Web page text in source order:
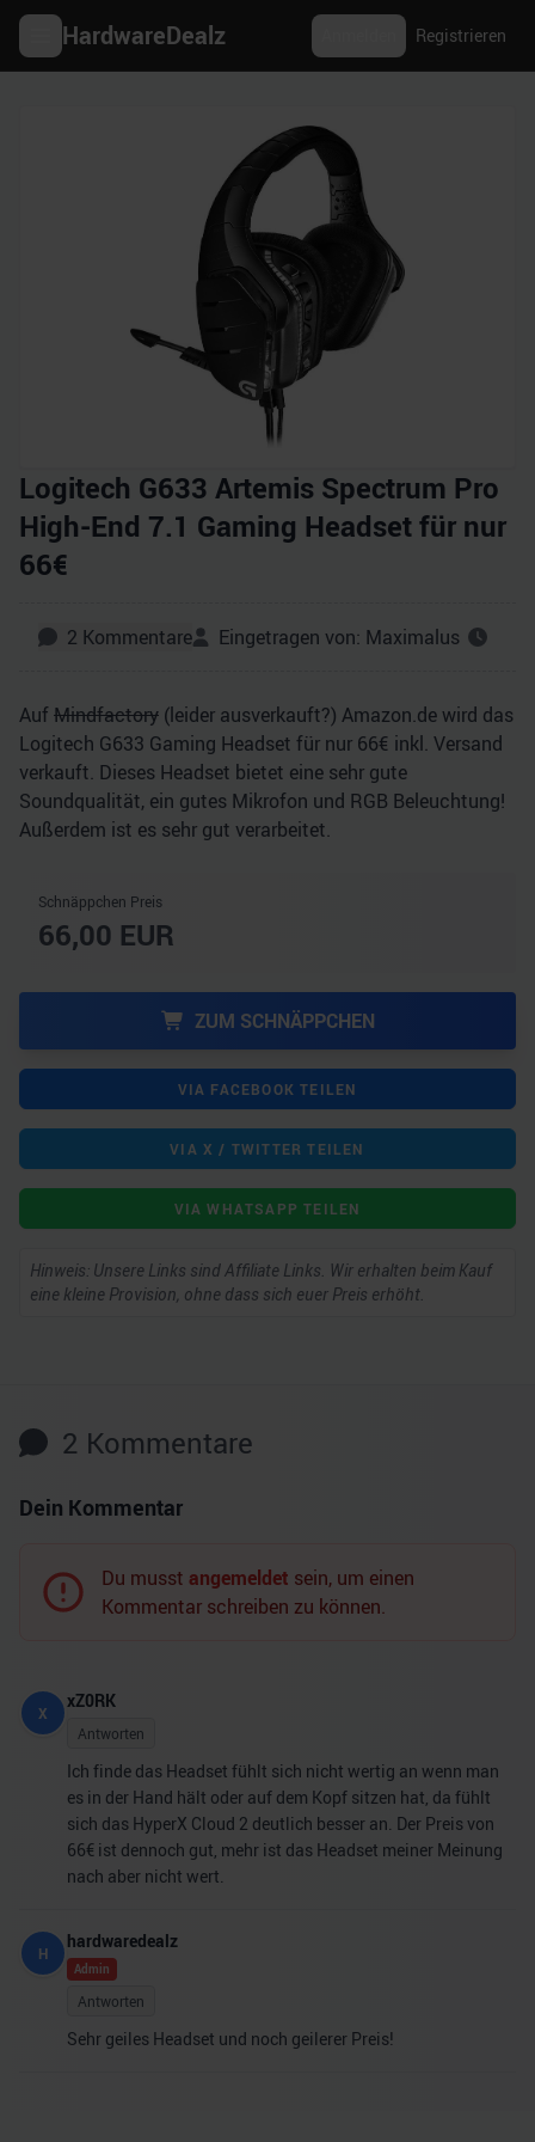
HardwareDealz Registrieren
Logitech G633 Artemis Spectrum Pro
High-End 7.1 Gaming Headset für nur
66€
2 Kommentare Eingetragen von: Maximalus
Auf Mindfactory (leider ausverkauft?) Amazon.de wird das
Logitech G633 Gaming Headset für nur 66€ inkl. Versand
verkauft. Dieses Headset bietet eine sehr gute
Soundqualität, ein gutes Mikrofon und RGB Beleuchtung!
Außerdem ist es sehr gut verarbeitet.
Schnäppchen Preis
66,00 EUR
ZUM SCHNÄPPCHEN
VIA FACEBOOK TEILEN
VIA X / TWITTER TEILEN
VIA WHATSAPP TEILEN
Hinweis: Unsere Links sind Affiliate Links. Wir erhalten beim Kauf
eine kleine Provision, ohne dass sich euer Preis erhöht.
2 Kommentare
Dein Kommentar
Du musst angemeldet sein, um einen
Kommentar schreiben zu können.
X
xZ0RK
Antworten
Ich finde das Headset fühlt sich nicht wertig an wenn man
es in der Hand hält oder auf dem Kopf sitzen hat, da fühlt
sich das HyperX Cloud 2 deutlich besser an. Der Preis von
66€ ist dennoch gut, mehr ist das Headset meiner Meinung
nach aber nicht wert.
H
hardwaredealz
Admin
Antworten
Sehr geiles Headset und noch geilerer Preis!